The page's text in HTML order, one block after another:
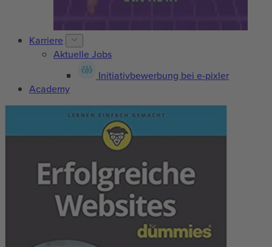
Karriere
Aktuelle Jobs
Initiativbewerbung bei e-pixler
Academy